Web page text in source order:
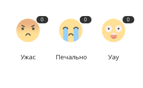
0
Ужас
0
Печально
0
Уау